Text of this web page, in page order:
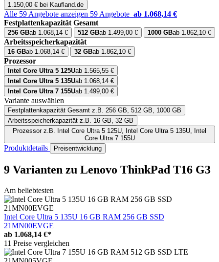
1.150,00 € bei Kaufland.de
Alle 59 Angebote anzeigen 59 Angebote ab 1.068,14 €
Festplattenkapazität Gesamt
256 GBab 1.068,14 € 512 GBab 1.499,00 € 1000 GBab 1.862,10 €
Arbeitsspeicherkapazität
16 GBab 1.068,14 € 32 GBab 1.862,10 €
Prozessor
Intel Core Ultra 5 125Uab 1.565,55 €
Intel Core Ultra 5 135Uab 1.068,14 €
Intel Core Ultra 7 155Uab 1.499,00 €
Variante auswählen
Festplattenkapazität Gesamt z.B. 256 GB, 512 GB, 1000 GB
Arbeitsspeicherkapazität z.B. 16 GB, 32 GB
Prozessorz.B. Intel Core Ultra 5 125U, Intel Core Ultra 5 135U, Intel
Core Ultra 7 155U
Produktdetails Preisentwicklung
9 Varianten zu Lenovo ThinkPad T16 G3
Am beliebtesten
Intel Core Ultra 5 135U 16 GB RAM 256 GB SSD
21MN00EVGE
ab 1.068,14 €*
11 Preise vergleichen